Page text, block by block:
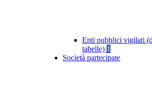
Enti pubblici vigilati
tabelle) 1
Società partecipate